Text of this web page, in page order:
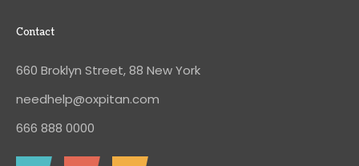
Contact
660 Broklyn Street, 88 New York
needhelp@oxpitan.com
666 888 0000